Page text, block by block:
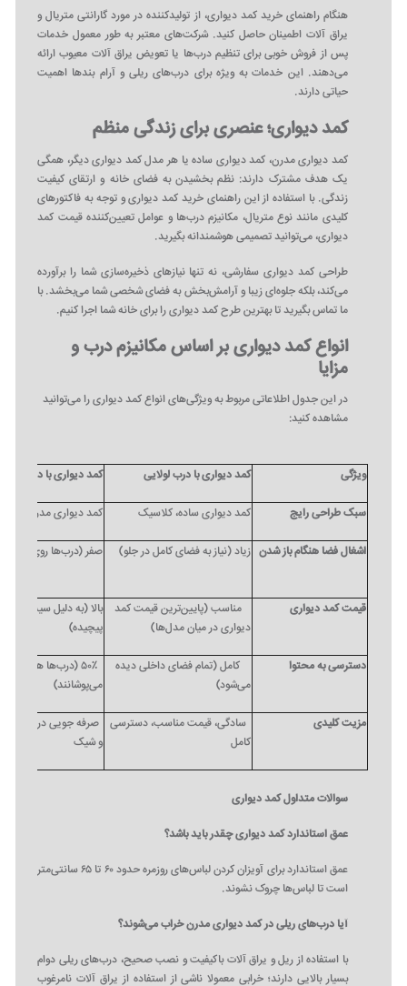
هنگام راهنمای خرید کمد دیواری، از تولیدکننده در مورد گارانتی متریال و
یراق‌ آلات اطمینان حاصل کنید. شرکت‌های معتبر به طور معمول خدمات
پس از فروش خوبی برای تنظیم درب‌ها یا تعویض یراق‌ آلات معیوب ارائه
می‌دهند. این خدمات به ویژه برای درب‌های ریلی و آرام‌ بندها اهمیت
حیاتی دارند.
کمد دیواری؛ عنصری برای زندگی منظم
کمد دیواری مدرن، کمد دیواری ساده یا هر مدل کمد دیواری دیگر، همگی
یک هدف مشترک دارند: نظم بخشیدن به فضای خانه و ارتقای کیفیت
زندگی. با استفاده از این راهنمای خرید کمد دیواری و توجه به فاکتورهای
کلیدی مانند نوع متریال، مکانیزم درب‌ها و عوامل تعیین‌کننده قیمت کمد
دیواری، می‌توانید تصمیمی هوشمندانه بگیرید.
طراحی کمد دیواری سفارشی، نه تنها نیازهای ذخیره‌سازی شما را برآورده
می‌کند، بلکه جلوه‌ای زیبا و آرامش‌بخش به فضای شخصی شما می‌بخشد. با
ما تماس بگیرید تا بهترین طرح کمد دیواری را برای خانه شما اجرا کنیم.
انواع کمد دیواری بر اساس مکانیزم درب و
مزایا
در این جدول اطلاعاتی مربوط به ویژگی‌های انواع کمد دیواری را می‌توانید
مشاهده کنید:
ویژگی کمد دیواری با درب لولایی کمد دیواری با درب
سبک طراحی رایج کمد دیواری ساده، کلاسیک کمد دیواری مدرن،
اشغال فضا هنگام باز شدن زیاد (نیاز به فضای کامل در جلو) صفر (درب‌ها روی هم
قیمت کمد دیواری
مناسب (پایین‌ترین قیمت کمد
دیواری در میان مدل‌ها)
بالا (به دلیل سیستم
پیچیده)
دسترسی به محتوا
کامل (تمام فضای داخلی دیده
می‌شود)
۵۰٪ (درب‌ها همیشه
می‌پوشانند)
مزیت کلیدی
سادگی، قیمت مناسب، دسترسی
کامل
صرفه‌ جویی در فضا،
و شیک
سوالات متداول کمد دیواری
عمق استاندارد کمد دیواری چقدر باید باشد؟
عمق استاندارد برای آویزان کردن لباس‌های روزمره حدود ۶۰ تا ۶۵ سانتی‌متر
است تا لباس‌ها چروک نشوند.
آیا درب‌های ریلی در کمد دیواری مدرن خراب می‌شوند؟
با استفاده از ریل و یراق‌ آلات باکیفیت و نصب صحیح، درب‌های ریلی دوام
بسیار بالایی دارند؛ خرابی معمولا ناشی از استفاده از یراق‌ آلات نامرغوب